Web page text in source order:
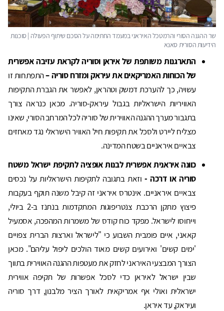
התארגנות משותפת של איראן וסוריה לקראת עזיבה אפשרית
של הכוחות האמריקאים את עיראק ומזרח סוריה –התפתחות זו
עשויה, כך להערכת דמשק וטהראן, לאפשר את הגברת התקיפות
האוויריות הישראליות בגבול עיראק-סוריה. מכאן כנראה צורך
בתגבור מערך ההגנה האווירית של סוריה לכל המרחב הסורי, שאינו
מצליח ליירט ולסכל את תקיפות חיל האוויר הישראלי נגד מאחזים
צבאיים איראניים בשטח המדינה.
כוונה איראנית אפשרית לבנות אופציה לתקיפת ישראל משטח
סוריה או דרכה - וזאת בתגובה לתקיפות הישראליות על נכסים
צבאיים איראניים. אינטרס איראני זה קיבל משנה תוקף בעקבות
פיצוץ מתקן הרכבת צנטריפוגות המתקדמות בנתנז ב-2 ביולי,
וייחוסו לישראל. מפקד כוח קודס של משמרות המהפכה, אסמעיל
קאאני, איים פומבית השבוע כי "לישראל וארצות הברית צפויים
'ימים קשים' ואירועים קשים מאוד הולכים ליפול עליהם". מכאן
הצורך המבצעי האיראני לחזק את מעטפות ההגנה האווירית בתווך
שבין ישראל לאיראן כדי לסכל אפשרות של תקיפה אווירית
ישראלית ואולי אף אמריקאית לאורך הציר מלבנון, דרך סוריה
ועיראק, עד איראן.